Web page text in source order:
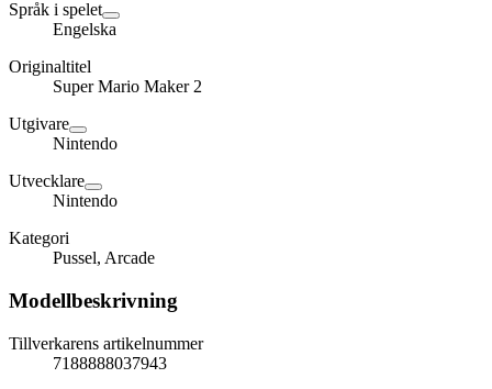
Språk i spelet
Engelska
Originaltitel
Super Mario Maker 2
Utgivare
Nintendo
Utvecklare
Nintendo
Kategori
Pussel, Arcade
Modellbeskrivning
Tillverkarens artikelnummer
7188888037943